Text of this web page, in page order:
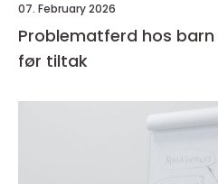
07. February 2026
Problematferd hos barn og
før tiltak